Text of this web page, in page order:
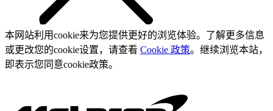
本网站利用cookie来为您提供更好的浏览体验。了解更多信息
或更改您的cookie设置，请查看 Cookie 政策。继续浏览本站，
即表示您同意cookie政策。